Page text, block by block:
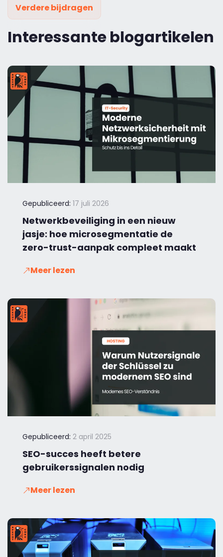
Verdere bijdragen
Interessante blogartikelen
Gepubliceerd: 17 juli 2026
Netwerkbeveiliging in een nieuw
jasje: hoe microsegmentatie de
zero-trust-aanpak compleet maakt
Meer lezen
Gepubliceerd: 2 april 2025
SEO-succes heeft betere
gebruikerssignalen nodig
Meer lezen